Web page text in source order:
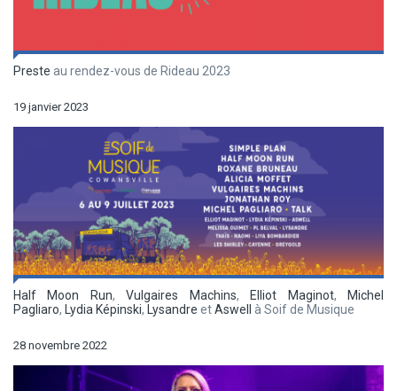
Preste au rendez-vous de Rideau 2023
19 janvier 2023
Half Moon Run,Vulgaires Machins, Elliot Maginot,
Michel
Pagliaro, Lydia Képinski, Lysandre etAswell à Soif de Musique
28 novembre 2022